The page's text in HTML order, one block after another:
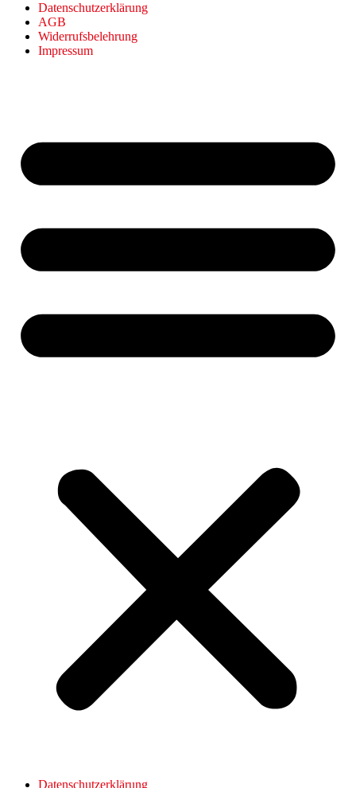
Datenschutzerklärung
AGB
Widerrufsbelehrung
Impressum
Datenschutzerklärung